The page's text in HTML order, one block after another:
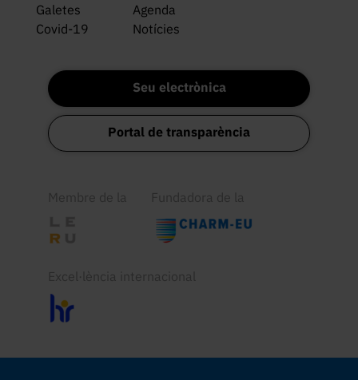
Galetes
Agenda
Covid-19
Notícies
Seu electrònica
Portal de transparència
Membre de la Fundadora de la
Excel·lència internacional